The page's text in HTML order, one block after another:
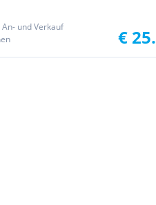
und Verkauf
€